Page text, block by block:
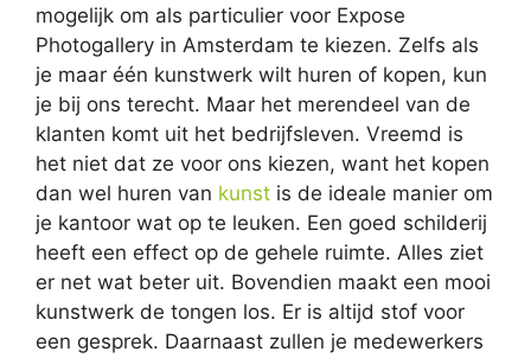
mogelijk om als particulier voor Expose
Photogallery in Amsterdam te kiezen. Zelfs als
je maar één kunstwerk wilt huren of kopen, kun
je bij ons terecht. Maar het merendeel van de
klanten komt uit het bedrijfsleven. Vreemd is
het niet dat ze voor ons kiezen, want het kopen
dan wel huren van kunst is de ideale manier om
je kantoor wat op te leuken. Een goed schilderij
heeft een effect op de gehele ruimte. Alles ziet
er net wat beter uit. Bovendien maakt een mooi
kunstwerk de tongen los. Er is altijd stof voor
een gesprek. Daarnaast zullen je medewerkers